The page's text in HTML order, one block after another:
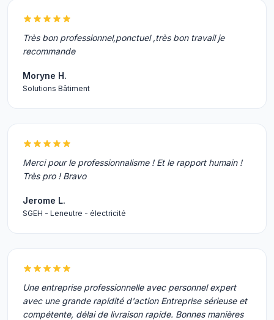
Très bon professionnel,ponctuel ,très bon travail je
recommande
Moryne H.
Solutions Bâtiment
Merci pour le professionnalisme ! Et le rapport humain !
Très pro ! Bravo
Jerome L.
SGEH - Leneutre - électricité
Une entreprise professionnelle avec personnel expert
avec une grande rapidité d'action Entreprise sérieuse et
compétente, délai de livraison rapide. Bonnes manières